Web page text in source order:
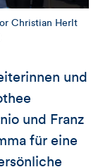
Christian Herlt
und
und Franz
für eine